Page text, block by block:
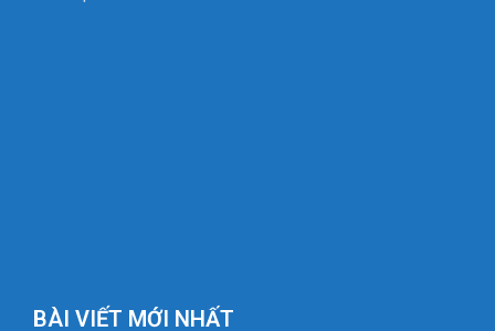
BÀI VIẾT MỚI NHẤT